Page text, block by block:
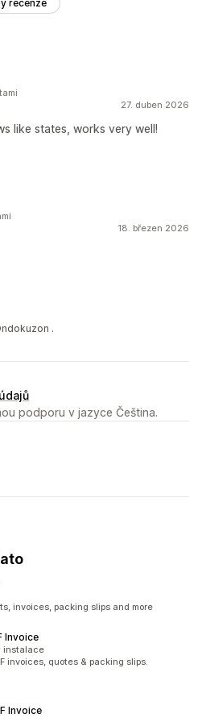
recenze
27. duben 2026
like states, works very well!
18. březen 2026
.
podporu v jazyce Čeština.
invoices, packing slips and more
Invoice
instalace
invoices, quotes & packing slips.
Invoice